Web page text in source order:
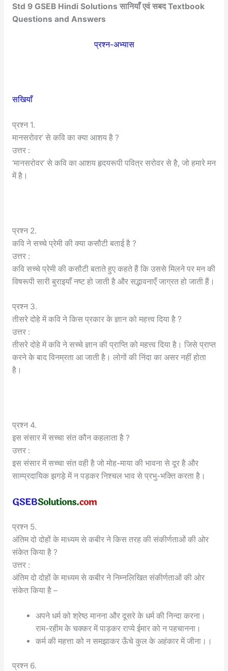
Std 9 GSEB Hindi Solutions सानियाँ एवं सबद Textbook
Questions and Answers
प्रश्न-अभ्यास
सखियाँ
प्रश्न 1.
मानसरोवर’ से कवि का क्या आशय है ?
उत्तर :
‘मानसरोवर’ से कवि का आशय हृदयरूपी पवित्र सरोवर से है, जो हमारे मन
में है।
प्रश्न 2.
कवि ने सच्चे प्रेमी की क्या कसौटी बताई है ?
उत्तर :
कवि सच्चे प्रेमी की कसौटी बताते हुए कहते हैं कि उससे मिलने पर मन की
विषरूपी सारी बुराइयाँ नष्ट हो जाती है और सद्भावनाएँ जाग्रत हो जाती हैं।
प्रश्न 3.
तीसरे दोहे में कवि ने किस प्रकार के ज्ञान को महत्त्व दिया है ?
उत्तर :
तीसरे दोहे में कवि ने सच्चे ज्ञान की प्राप्ति को महत्त्व दिया है। जिसे प्राप्त
करने के बाद विनम्रता आ जाती है। लोगों की निंदा का असर नहीं होता
है।
प्रश्न 4.
इस संसार में सच्चा संत कौन कहलाता है ?
उत्तर :
इस संसार में सच्चा संत वही है जो मोह-माया की भावना से दूर है और
साम्प्रदायिक झगड़े में न पड़कर निश्चल भाव से प्रभु-भक्ति करता है।
प्रश्न 5.
अंतिम दो दोहों के माध्यम से कबीर ने किस तरह की संकीर्णताओं की ओर
संकेत किया है ?
उत्तर :
अंतिम दो दोहों के माध्यम से कबीर ने निम्नलिखित संकीर्णताओं की ओर
संकेत किया है –
अपने धर्म को श्रेष्ठ मानना और दूसरे के धर्म की निन्दा करना।
राम-रहीम के चक्कर में पाड़कर राप्ये ईमार को न पहचानना।
कर्म की महत्ता को न समझाकर ऊँचे कुल के अहंकार में जीना।।
प्रश्न 6.